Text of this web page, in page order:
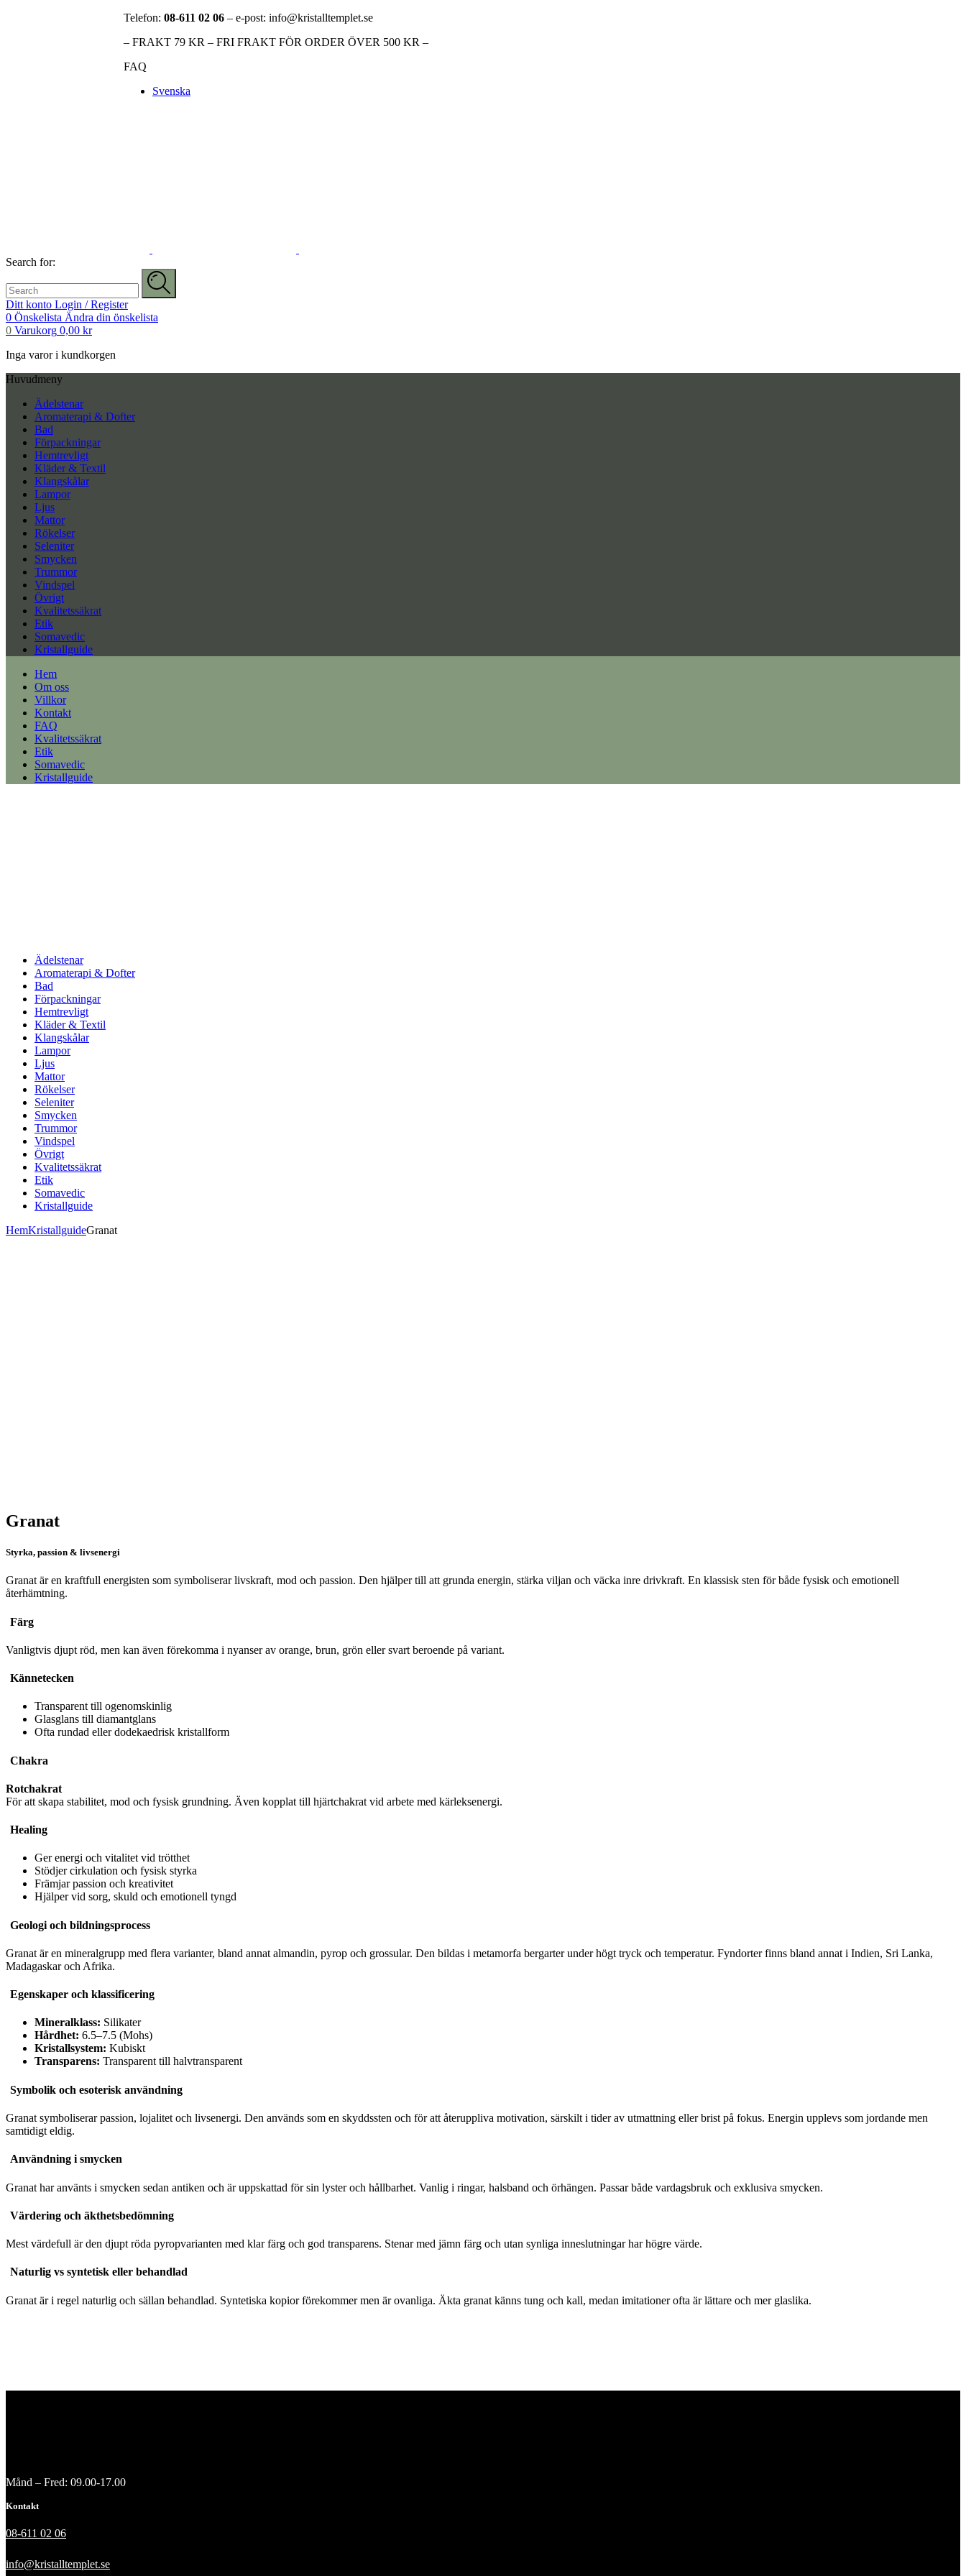
Telefon: 08-611 02 06 – e-post: info@kristalltemplet.se
– FRAKT 79 KR – FRI FRAKT FÖR ORDER ÖVER 500 KR –
FAQ
Svenska
Search for:
Ditt konto Login / Register
0 Önskelista Ändra din önskelista
0 Varukorg 0,00 kr
Inga varor i kundkorgen
Huvudmeny
Ädelstenar
Aromaterapi & Dofter
Bad
Förpackningar
Hemtrevligt
Kläder & Textil
Klangskålar
Lampor
Ljus
Mattor
Rökelser
Seleniter
Smycken
Trummor
Vindspel
Övrigt
Kvalitetssäkrat
Etik
Somavedic
Kristallguide
Hem
Om oss
Villkor
Kontakt
FAQ
Kvalitetssäkrat
Etik
Somavedic
Kristallguide
Ädelstenar
Aromaterapi & Dofter
Bad
Förpackningar
Hemtrevligt
Kläder & Textil
Klangskålar
Lampor
Ljus
Mattor
Rökelser
Seleniter
Smycken
Trummor
Vindspel
Övrigt
Kvalitetssäkrat
Etik
Somavedic
Kristallguide
HemKristallguideGranat
Granat
Styrka, passion & livsenergi
Granat är en kraftfull energisten som symboliserar livskraft, mod och passion. Den hjälper till att grunda energin, stärka viljan och väcka inre drivkraft. En klassisk sten för både fysisk och emotionell
återhämtning.
Färg
Vanligtvis djupt röd, men kan även förekomma i nyanser av orange, brun, grön eller svart beroende på variant.
Kännetecken
Transparent till ogenomskinlig
Glasglans till diamantglans
Ofta rundad eller dodekaedrisk kristallform
Chakra
Rotchakrat
För att skapa stabilitet, mod och fysisk grundning. Även kopplat till hjärtchakrat vid arbete med kärleksenergi.
Healing
Ger energi och vitalitet vid trötthet
Stödjer cirkulation och fysisk styrka
Främjar passion och kreativitet
Hjälper vid sorg, skuld och emotionell tyngd
Geologi och bildningsprocess
Granat är en mineralgrupp med flera varianter, bland annat almandin, pyrop och grossular. Den bildas i metamorfa bergarter under högt tryck och temperatur. Fyndorter finns bland annat i Indien, Sri Lanka,
Madagaskar och Afrika.
Egenskaper och klassificering
Mineralklass: Silikater
Hårdhet: 6.5–7.5 (Mohs)
Kristallsystem: Kubiskt
Transparens: Transparent till halvtransparent
Symbolik och esoterisk användning
Granat symboliserar passion, lojalitet och livsenergi. Den används som en skyddssten och för att återuppliva motivation, särskilt i tider av utmattning eller brist på fokus. Energin upplevs som jordande men
samtidigt eldig.
Användning i smycken
Granat har använts i smycken sedan antiken och är uppskattad för sin lyster och hållbarhet. Vanlig i ringar, halsband och örhängen. Passar både vardagsbruk och exklusiva smycken.
Värdering och äkthetsbedömning
Mest värdefull är den djupt röda pyropvarianten med klar färg och god transparens. Stenar med jämn färg och utan synliga inneslutningar har högre värde.
Naturlig vs syntetisk eller behandlad
Granat är i regel naturlig och sällan behandlad. Syntetiska kopior förekommer men är ovanliga. Äkta granat känns tung och kall, medan imitationer ofta är lättare och mer glaslika.
Månd – Fred: 09.00-17.00
Kontakt
08-611 02 06
info@kristalltemplet.se